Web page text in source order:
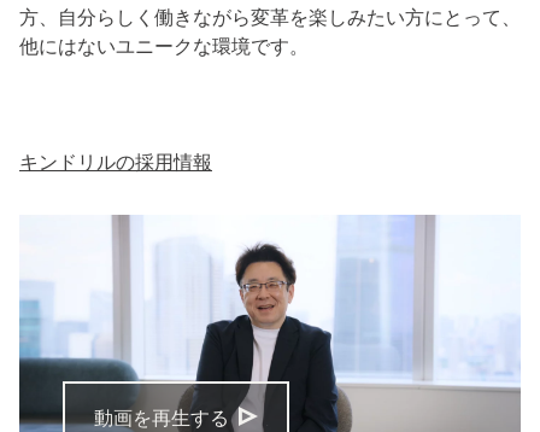
方、自分らしく働きながら変革を楽しみたい方にとって、
他にはないユニークな環境です。
キンドリルの採用情報
動画を再生する